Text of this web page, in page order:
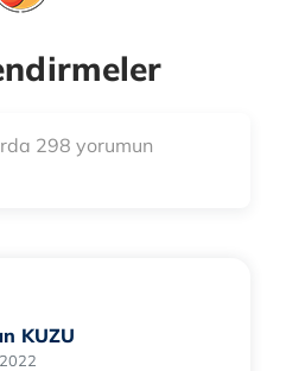
298 yorumun
KUZU